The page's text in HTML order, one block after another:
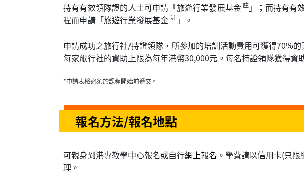
持有有效領隊證的人士可申請「旅遊行業發展基金註 」；而持有有
程而申請「旅遊行業發展基金 註 」。
申請成功之旅行社/持證領隊，所參加的培訓活動費用可獲得70%
每家旅行社的資助上限為每年港幣30,000元。每名持證領隊獲得
*申請表格必須於課程開始前遞交。
報名方法/報名地點
可親身到港專教學中心報名或自行網上報名 。學費請以信用卡(只
理。